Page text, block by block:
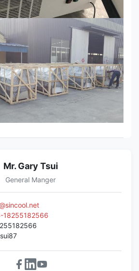
Mr. Gary Tsui
General Manger
18255182566